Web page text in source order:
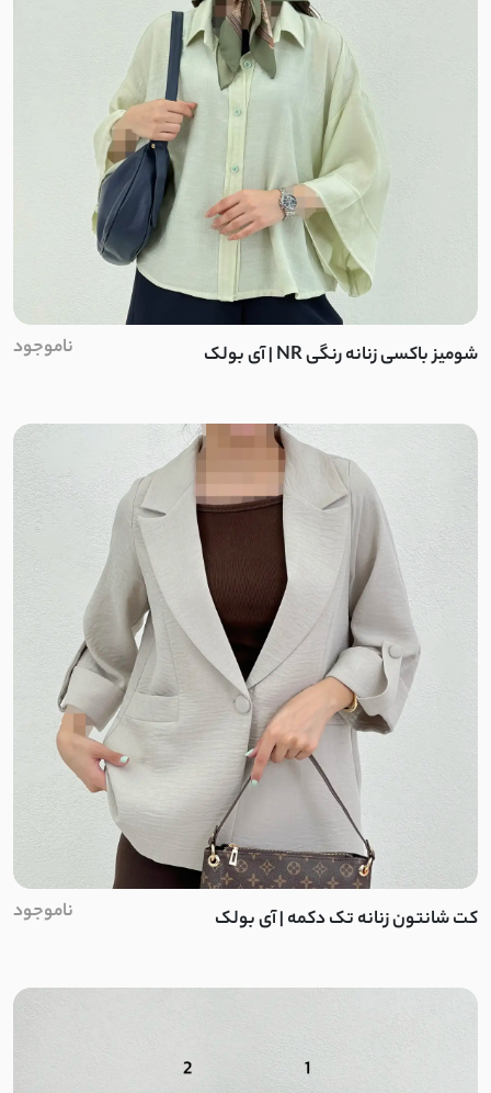
شومیز باکسی زنانه رنگی NR | آی بولک ناموجود
کت شانتون زنانه تک دکمه | آی بولک ناموجود